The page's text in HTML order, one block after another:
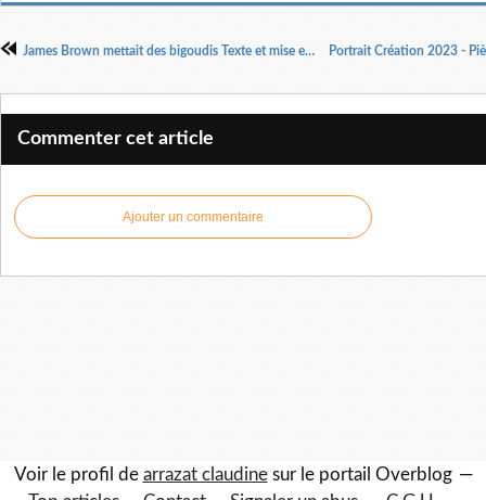
James Brown mettait des bigoudis Texte et mise en scène Yasmina Reza
Commenter cet article
Ajouter un commentaire
Voir le profil de arrazat claudinesur le portail Overblog